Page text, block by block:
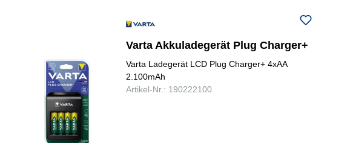
Varta Akkuladegerät Plug Charger+
Varta Ladegerät LCD Plug Charger+ 4xAA
2.100mAh
Artikel-Nr.: 190222100